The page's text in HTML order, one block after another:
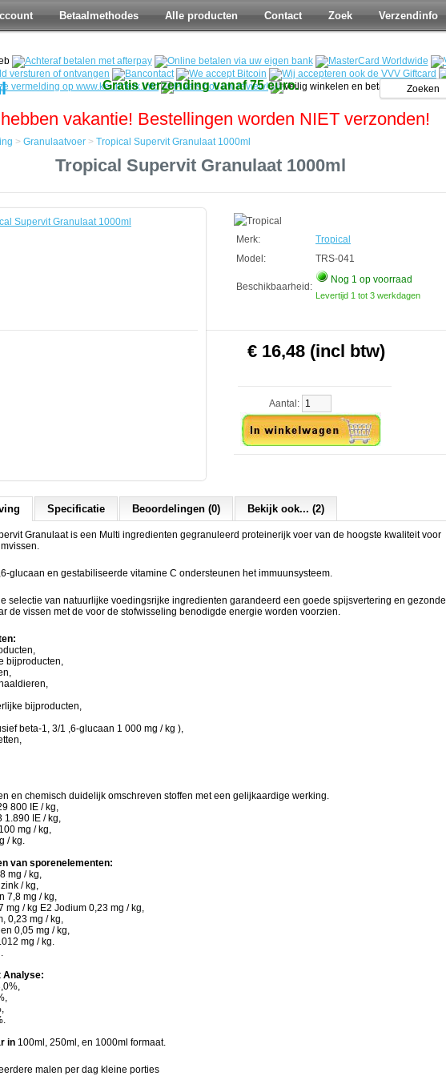
Betaalmethodes Alle producten Contact Zoek Verzendinfo
Gratis verzending vanaf 75 euro.
vakantie! Bestellingen worden NIET verzonden!
> Granulaatvoer > Tropical Supervit Granulaat 1000ml
Tropical Supervit Granulaat 1000ml
Merk:
Tropical
Model:
TRS-041
Beschikbaarheid:
Nog 1 op voorraad
Levertijd 1 tot 3 werkdagen
€ 16,48 (incl btw)
Aantal:
Specificatie Beoordelingen (0) Bekijk ook... (2)
Granulaat is een Multi ingredienten gegranuleerd proteinerijk voer van de hoogste kwaliteit voor
glucaan en gestabiliseerde vitamine C ondersteunen het immuunsysteem.
selectie van natuurlijke voedingsrijke ingredienten garandeerd een goede spijsvertering en gezonde
de vissen met de voor de stofwisseling benodigde energie worden voorzien.
bijproducten,
bijproducten,
beta-1, 3/1 ,6-glucaan 1 000 mg / kg ),
en chemisch duidelijk omschreven stoffen met een gelijkaardige werking.
800 IE / kg,
1.890 IE / kg,
mg / kg,
/ kg.
van sporenelementen:
mg / kg,
/ kg,
7,8 mg / kg,
mg / kg E2 Jodium 0,23 mg / kg,
0,23 mg / kg,
0,05 mg / kg,
mg / kg.
Analyse:
in 100ml, 250ml, en 1000ml formaat.
malen per dag kleine porties